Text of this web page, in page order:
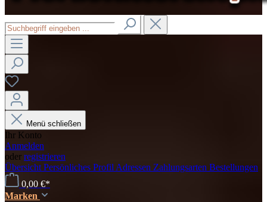
Menü schließen
Ihr Konto
Anmelden
oder registrieren
Übersicht Persönliches Profil Adressen Zahlungsarten Bestellungen
0,00 €*
Marken